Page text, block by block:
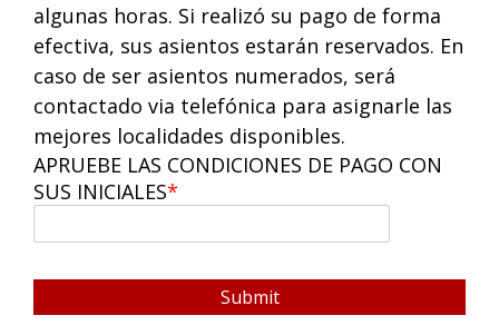
algunas horas. Si realizó su pago de forma
efectiva, sus asientos estarán reservados. En
caso de ser asientos numerados, será
contactado via telefónica para asignarle las
mejores localidades disponibles.
APRUEBE LAS CONDICIONES DE PAGO CON
SUS INICIALES
Submit